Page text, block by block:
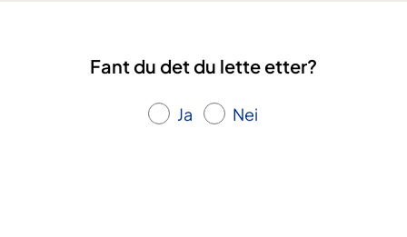
r
d
t
Fant du det du lette etter?
Ja Nei